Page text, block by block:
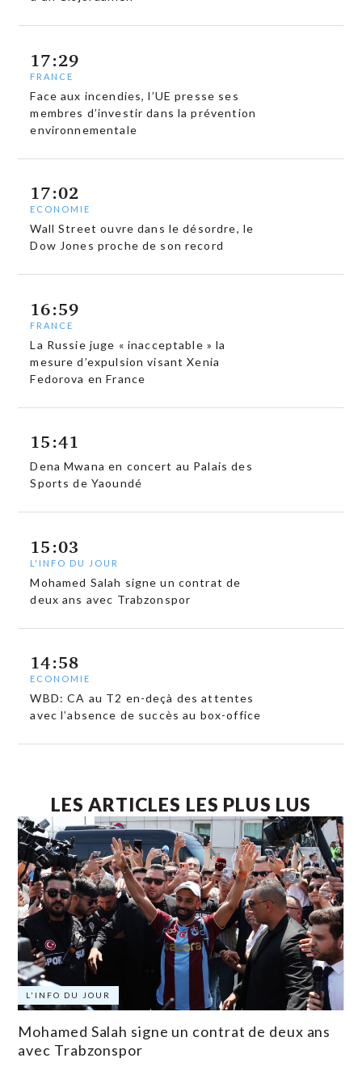
17:29
FRANCE
Face aux incendies, l’UE presse ses
membres d’investir dans la prévention
environnementale
17:02
ECONOMIE
Wall Street ouvre dans le désordre, le
Dow Jones proche de son record
16:59
FRANCE
La Russie juge « inacceptable » la
mesure d’expulsion visant Xenia
Fedorova en France
15:41
Dena Mwana en concert au Palais des
Sports de Yaoundé
15:03
L'INFO DU JOUR
Mohamed Salah signe un contrat de
deux ans avec Trabzonspor
14:58
ECONOMIE
WBD: CA au T2 en-deçà des attentes
avec l’absence de succès au box-office
LES ARTICLES LES PLUS LUS
L'INFO DU JOUR
Mohamed Salah signe un contrat de deux ans
avec Trabzonspor